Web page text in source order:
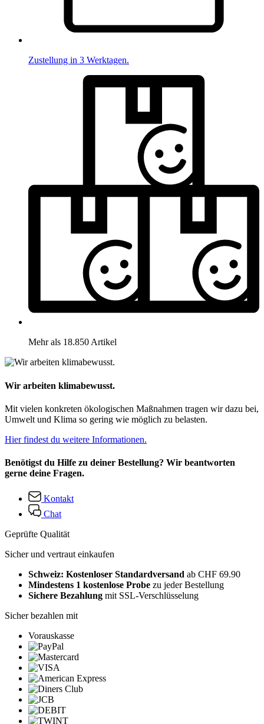
Zustellung in 3 Werktagen.
Mehr als 18.850 Artikel
Wir arbeiten klimabewusst.
Mit vielen konkreten ökologischen Maßnahmen tragen wir dazu bei,
Umwelt und Klima so gering wie möglich zu belasten.
Hier findest du weitere Informationen.
Benötigst du Hilfe zu deiner Bestellung? Wir beantworten
gerne deine Fragen.
Kontakt
Chat
Geprüfte Qualität
Sicher und vertraut einkaufen
Schweiz: Kostenloser Standardversand ab CHF 69.90
Mindestens 1 kostenlose Probe zu jeder Bestellung
Sichere Bezahlung mit SSL-Verschlüsselung
Sicher bezahlen mit
Vorauskasse